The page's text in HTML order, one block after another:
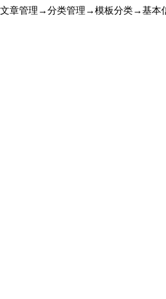
文章管理→分类管理→模板分类→基本